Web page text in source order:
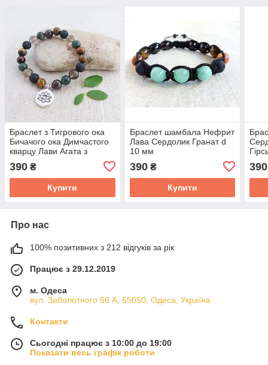
Браслет з Тигрового ока
Бичачого ока Димчастого
кварцу Лави Агата з
390 ₴
Купити
Браслет шамбала Нефрит
Лава Сердолик Гранат d
10 мм
390₴
Купити
390
Про нас
100% позитивних з 212 відгуків за рік
Працює з 29.12.2019
м. Одеса
вул. Заболотного 56 А, 65050, Одеса, Україна
Контакти
Сьогодні працює з 10:00 до 19:00
Показати весь графік роботи